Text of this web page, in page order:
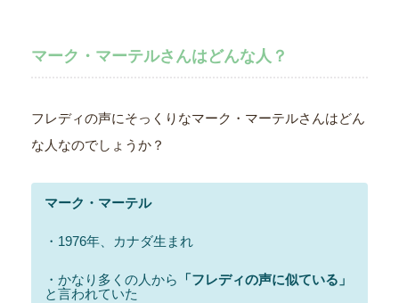
マーク・マーテルさんはどんな人？
フレディの声にそっくりなマーク・マーテルさんはどん
な人なのでしょうか？
マーク・マーテル
・1976年、カナダ生まれ
・かなり多くの人から
「フレディの声に似ている」
と言われていた